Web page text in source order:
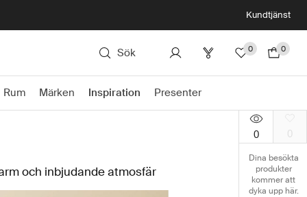
Kundtjänst
Sök 0 0
Rum Märken Inspiration Presenter
0 0
Dina besökta
produkter
kommer att
dyka upp här.
och inbjudande atmosfär